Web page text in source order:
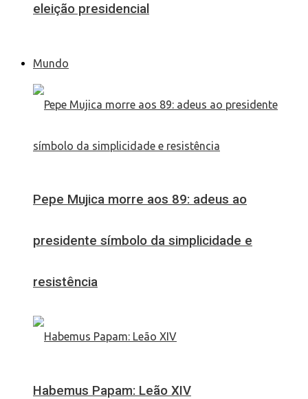
eleição presidencial
Mundo
Pepe Mujica morre aos 89: adeus ao
presidente símbolo da simplicidade e
resistência
Habemus Papam: Leão XIV